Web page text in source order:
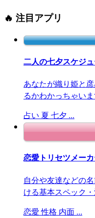
🔥 注目アプリ
二人の七夕スケジ
あなたが織り姫と
るかわかっちゃい
占い 夏 七夕 ...
恋愛トリセツメー
自分や友達などの
ける基本スペック
恋愛 性格 内面 ...